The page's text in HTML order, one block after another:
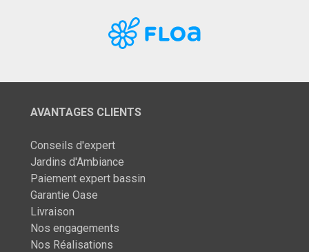
AVANTAGES CLIENTS
Conseils d'expert
Jardins d'Ambiance
Paiement expert bassin
Garantie Oase
Livraison
Nos engagements
Nos Réalisations